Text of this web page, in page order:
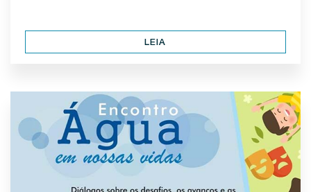
LEIA